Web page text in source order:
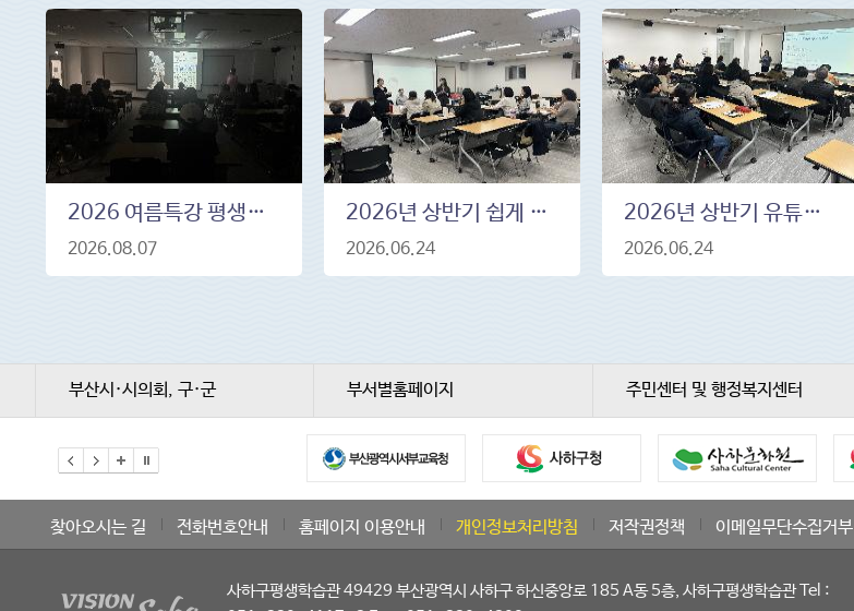
2026 여름특강 평생학습관 프로그램 -명화로 보는 서양미술사 8. 5.(수) 19:00~21:00
2026.08.07
2026년 상반기 쉽게 배우는 데일리 메이크업 4. 1.(수)~ 4.29.(수) 19~21시
2026.06.24
2026년 상반기 유튜브 크리에이터 양성과정 3.18.(수)~ 6.10.(월) 19~21시
2026.06.24
부산시·시의회, 구·군 부서별홈페이지 주민센터 및 행정복지센터
찾아오시는 길 전화번호안내 홈페이지 이용안내 개인정보처리방침 저작권정책 이메일무단수집거부
사하구평생학습관 49429 부산광역시 사하구 하신중앙로 185 A동 5층, 사하구평생학습관 Tel :